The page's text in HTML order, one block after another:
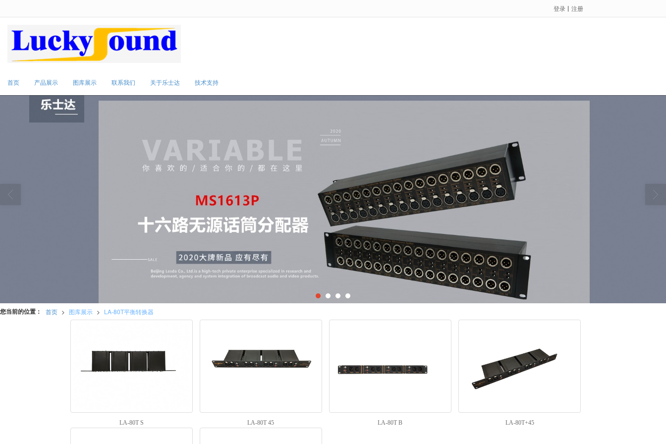
登录 丨 注册
首页 产品展示 图库展示 联系我们 关于乐士达 技术支持
您当前的位置： 首页 > 图库展示 > LA-80T平衡转换器
LA-80T S LA-80T 45 LA-80T B LA-80T+45